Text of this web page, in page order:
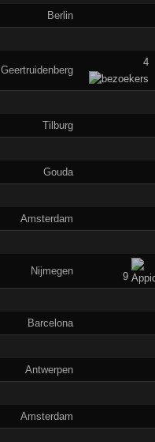
Berlin
Geertruidenberg
4
Tilburg
Gouda
Amsterdam
Nijmegen 9
Barcelona
Antwerpen
Amsterdam